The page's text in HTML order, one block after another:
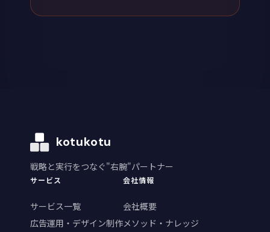
kotukotu
戦略と実行をつなぐ"右腕"パートナー
サービス
サービス一覧
広告運用・デザイン制作
会社情報
会社概要
メソッド・ナレッジ